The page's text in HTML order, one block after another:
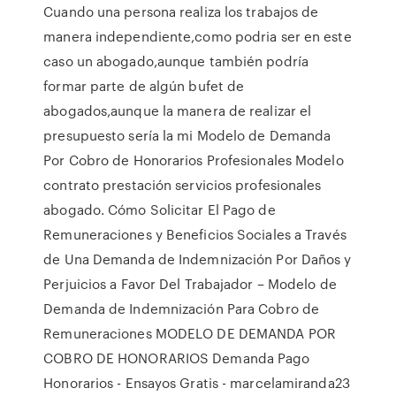
Cuando una persona realiza los trabajos de
manera independiente,como podria ser en este
caso un abogado,aunque también podría
formar parte de algún bufet de
abogados,aunque la manera de realizar el
presupuesto sería la mi Modelo de Demanda
Por Cobro de Honorarios Profesionales Modelo
contrato prestación servicios profesionales
abogado. Cómo Solicitar El Pago de
Remuneraciones y Beneficios Sociales a Través
de Una Demanda de Indemnización Por Daños y
Perjuicios a Favor Del Trabajador – Modelo de
Demanda de Indemnización Para Cobro de
Remuneraciones MODELO DE DEMANDA POR
COBRO DE HONORARIOS Demanda Pago
Honorarios - Ensayos Gratis - marcelamiranda23